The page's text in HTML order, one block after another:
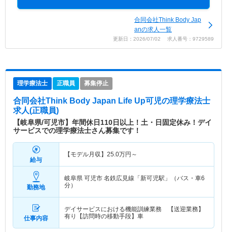
合同会社Think Body Jap
anの求人一覧
更新日：2026/07/02 求人番号：9729589
理学療法士 正職員 募集停止
合同会社Think Body Japan Life Up可児の理学療法士
求人(正職員)
【岐阜県/可児市】年間休日110日以上！土・日固定休み！デイ
サービスでの理学療法士さん募集です！
給与
【モデル月収】 25.0万円～
勤務地
岐阜県 可児市 名鉄広見線「新可児駅」（バス・車6
分）
仕事内容
デイサービスにおける機能訓練業務 【送迎業務】
有り【訪問時の移動手段】車